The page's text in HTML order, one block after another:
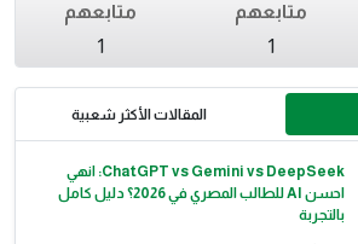
متابعهم
1
متابعهم
1
المقالات الأكثر شعبية
ChatGPT vs Gemini vs DeepSeek: انهي
احسن AI للطالب المصري في 2026؟ دليل كامل
بالتجربة